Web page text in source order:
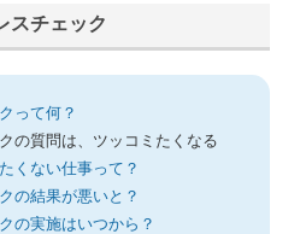
スチェック
って何？
の質問は、ツッコミたくなる
くない仕事って？
の結果が悪いと？
の実施はいつから？